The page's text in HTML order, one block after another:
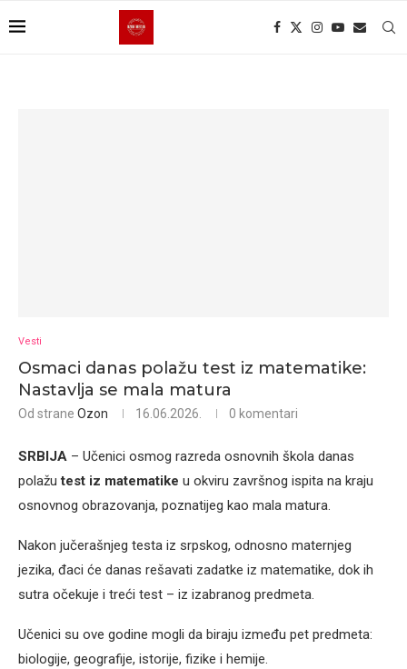
Vesti
Osmaci danas polažu test iz matematike:
Nastavlja se mala matura
Od strane Ozon 16.06.2026. 0 komentari
SRBIJA – Učenici osmog razreda osnovnih škola danas
polažutest iz matematike u okviru završnog ispita na kraju
osnovnog obrazovanja, poznatijeg kao mala matura.
Nakon jučerašnjeg testa iz srpskog, odnosno maternjeg
jezika, đaci će danas rešavati zadatke iz matematike, dok ih
sutra očekuje i treći test – iz izabranog predmeta.
Učenici su ove godine mogli da biraju između pet predmeta:
biologije, geografije, istorije, fizike i hemije.